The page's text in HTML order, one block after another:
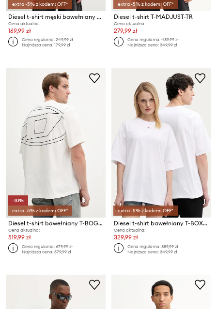
extra -5% z kodem: OFF*
Diesel t-shirt męski bawełniany T-BOXT-V3
Cena aktualna:
169,99 zł
Cena regularna:249,99 zł
Najniższa cena:179,99 zł
extra -5% z kodem: OFF*
Diesel t-shirt T-MADJUST-TR
Cena aktualna:
279,99 zł
Cena regularna:439,99 zł
Najniższa cena:349,99 zł
-10%
extra -5% z kodem: OFF*
Diesel t-shirt bawełniany T-BOGGY-MEGOVAL-D
Cena aktualna:
519,99 zł
Cena regularna:679,99 zł
Najniższa cena:579,99 zł
extra -5% z kodem: OFF*
Diesel t-shirt bawełniany T-BOXT-D
Cena aktualna:
329,99 zł
Cena regularna:389,99 zł
Najniższa cena:349,99 zł